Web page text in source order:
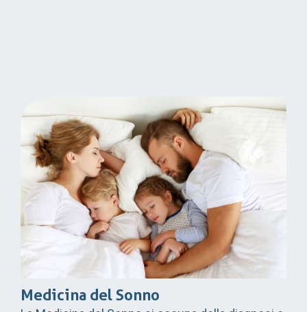
Medicina del Sonno